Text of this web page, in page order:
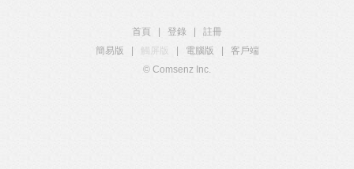
首頁 登錄
註冊
簡易版
觸屏版 電腦版
客戶端
© Comsenz Inc.